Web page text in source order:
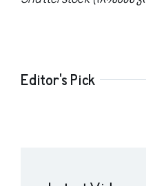
Editor's Pick